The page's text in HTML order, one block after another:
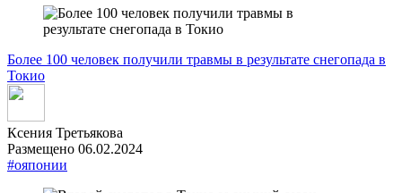
Более 100 человек получили травмы в результате снегопада в
Токио
Ксения Третьякова
Размещено 06.02.2024
#ояпонии